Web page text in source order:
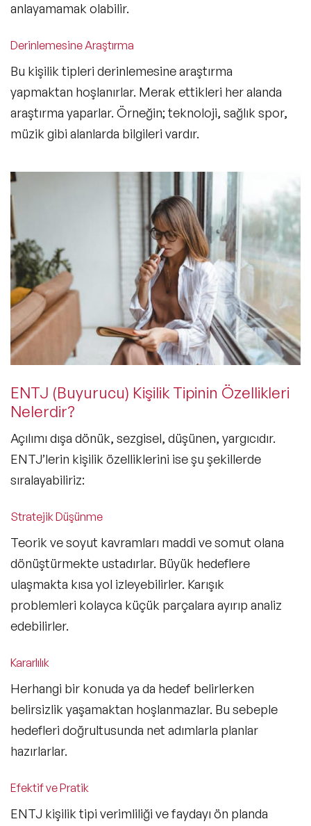
anlayamamak olabilir.
Derinlemesine Araştırma
Bu kişilik tipleri derinlemesine araştırma
yapmaktan hoşlanırlar. Merak ettikleri her alanda
araştırma yaparlar. Örneğin; teknoloji, sağlık spor,
müzik gibi alanlarda bilgileri vardır.
ENTJ (Buyurucu) Kişilik Tipinin Özellikleri
Nelerdir?
Açılımı dışa dönük, sezgisel, düşünen, yargıcıdır.
ENTJ’lerin kişilik özelliklerini ise şu şekillerde
sıralayabiliriz:
Stratejik Düşünme
Teorik ve soyut kavramları maddi ve somut olana
dönüştürmekte ustadırlar. Büyük hedeflere
ulaşmakta kısa yol izleyebilirler. Karışık
problemleri kolayca küçük parçalara ayırıp analiz
edebilirler.
Kararlılık
Herhangi bir konuda ya da hedef belirlerken
belirsizlik yaşamaktan hoşlanmazlar. Bu sebeple
hedefleri doğrultusunda net adımlarla planlar
hazırlarlar.
Efektif ve Pratik
ENTJ kişilik tipi verimliliği ve faydayı ön planda